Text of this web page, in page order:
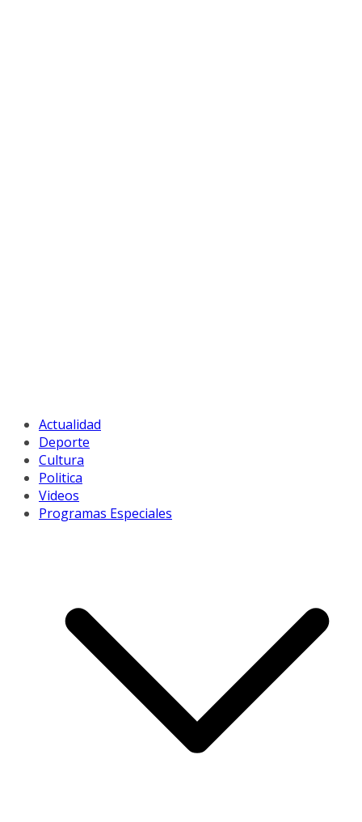
Actualidad
Deporte
Cultura
Politica
Videos
Programas Especiales